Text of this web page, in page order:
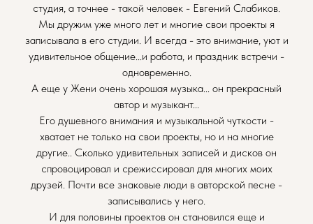
студия, а точнее - такой человек - Евгений Слабиков.
Мы дружим уже много лет и многие свои проекты я
записывала в его студии. И всегда - это внимание, уют и
удивительное общение...и работа, и праздник встречи -
одновременно.
А еще у Жени очень хорошая музыка... он прекрасный
автор и музыкант...
Его душевного внимания и музыкальной чуткости -
хватает не только на свои проекты, но и на многие
другие.. Сколько удивительных записей и дисков он
спровоцировал и срежиссировал для многих моих
друзей. Почти все знаковые люди в авторской песне -
записывались у него.
И для половины проектов он становился еще и